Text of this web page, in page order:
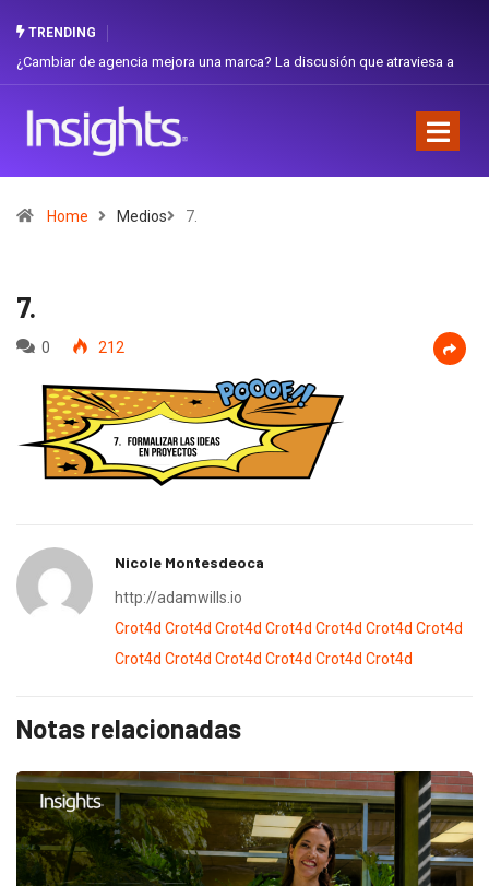
TRENDING
de agencia mejora una marca? La discusión que atraviesa a
Home Medios 7.
7.
0 212
Nicole Montesdeoca
http://adamwills.io
Crot4d Crot4d Crot4d Crot4d Crot4d Crot4d Crot4d
Crot4d Crot4d Crot4d Crot4d Crot4d Crot4d
Notas relacionadas